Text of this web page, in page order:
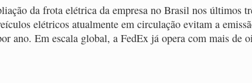
da frota elétrica da empresa no Brasil nos últimos
elétricos atualmente em circulação evitam a
ano. Em escala global, a FedEx já opera com mais de